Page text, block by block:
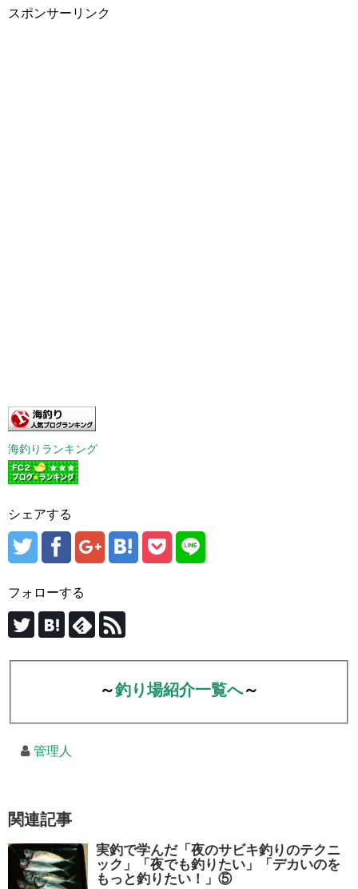
スポンサーリンク
海釣りランキング
シェアする
フォローする
～釣り場紹介一覧へ～
管理人
関連記事
実釣で学んだ「夜のサビキ釣りのテクニ
ック」「夜でも釣りたい」「デカいのを
もっと釣りたい！」⑤